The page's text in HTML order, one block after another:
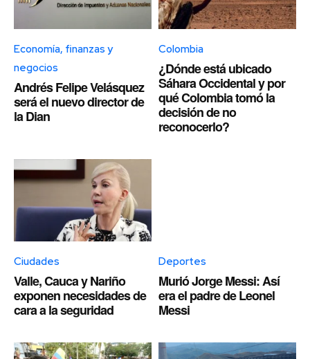
Economía, finanzas y
negocios
Andrés Felipe Velásquez
será el nuevo director de
la Dian
Colombia
¿Dónde está ubicado
Sáhara Occidental y por
qué Colombia tomó la
decisión de no
reconocerlo?
Ciudades
Valle, Cauca y Nariño
exponen necesidades de
cara a la seguridad
Deportes
Murió Jorge Messi: Así
era el padre de Leonel
Messi